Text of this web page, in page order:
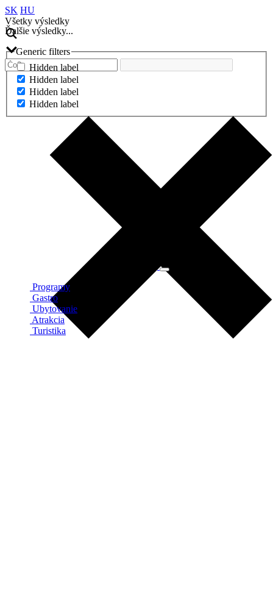
SK HU
Všetky výsledky
Ďalšie výsledky...
Generic filters
Hidden label
Hidden label
Hidden label
Hidden label
Programy
Gastro
Ubytovanie
Atrakcia
Turistika